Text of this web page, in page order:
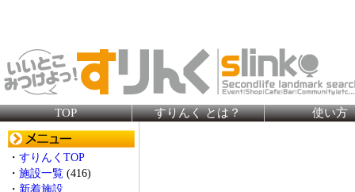
TOP すりんく とは？ 使い方
・ すりんくTOP
・ 施設一覧 (416)
・ 新着施設